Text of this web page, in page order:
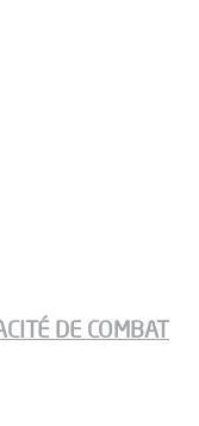
DE COMBAT